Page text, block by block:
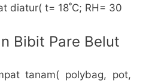
diatur( t= 18˚C; RH= 30
Bibit Pare Belut
tanam( polybag, pot,